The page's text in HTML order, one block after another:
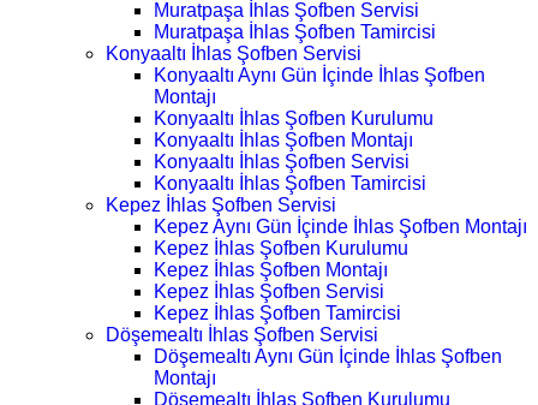
Muratpaşa İhlas Şofben Servisi
Muratpaşa İhlas Şofben Tamircisi
Konyaaltı İhlas Şofben Servisi
Konyaaltı Aynı Gün İçinde İhlas Şofben
Montajı
Konyaaltı İhlas Şofben Kurulumu
Konyaaltı İhlas Şofben Montajı
Konyaaltı İhlas Şofben Servisi
Konyaaltı İhlas Şofben Tamircisi
Kepez İhlas Şofben Servisi
Kepez Aynı Gün İçinde İhlas Şofben Montajı
Kepez İhlas Şofben Kurulumu
Kepez İhlas Şofben Montajı
Kepez İhlas Şofben Servisi
Kepez İhlas Şofben Tamircisi
Döşemealtı İhlas Şofben Servisi
Döşemealtı Aynı Gün İçinde İhlas Şofben
Montajı
Döşemealtı İhlas Şofben Kurulumu